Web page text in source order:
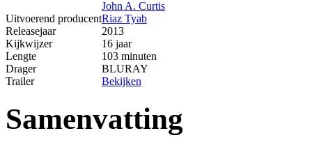
John A. Curtis
Uitvoerend producentRiaz Tyab
Releasejaar
2013
Kijkwijzer
16 jaar
Lengte
103 minuten
Drager
BLURAY
Trailer
Bekijken
Samenvatting